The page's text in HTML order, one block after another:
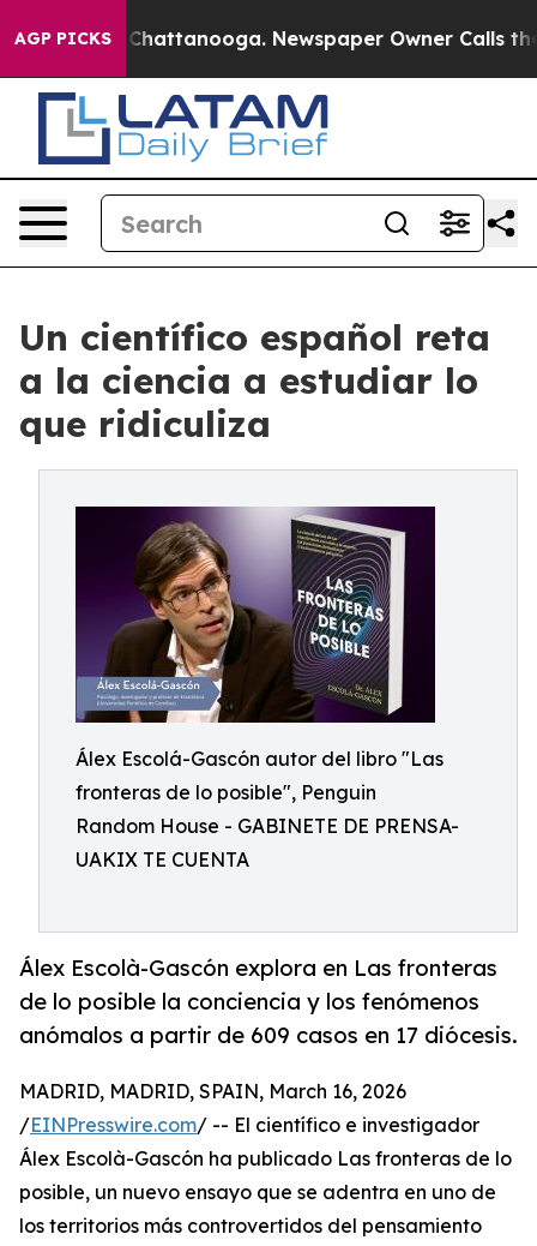
AGP PICKS
in Chattanooga. Newspaper Owner Calls the
Un científico español reta
a la ciencia a estudiar lo
que ridiculiza
Álex Escolá-Gascón autor del libro "Las
fronteras de lo posible", Penguin
Random House - GABINETE DE PRENSA-
UAKIX TE CUENTA
Álex Escolà-Gascón explora en Las fronteras
de lo posible la conciencia y los fenómenos
anómalos a partir de 609 casos en 17 diócesis.
MADRID, MADRID, SPAIN, March 16, 2026
/EINPresswire.com/ -- El científico e investigador
Álex Escolà-Gascón ha publicado Las fronteras de lo
posible, un nuevo ensayo que se adentra en uno de
los territorios más controvertidos del pensamiento